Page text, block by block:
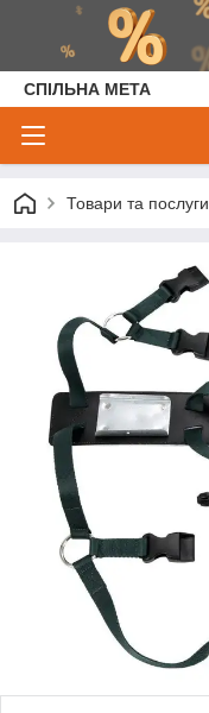
СПІЛЬНА МЕТА
Товари та послуги